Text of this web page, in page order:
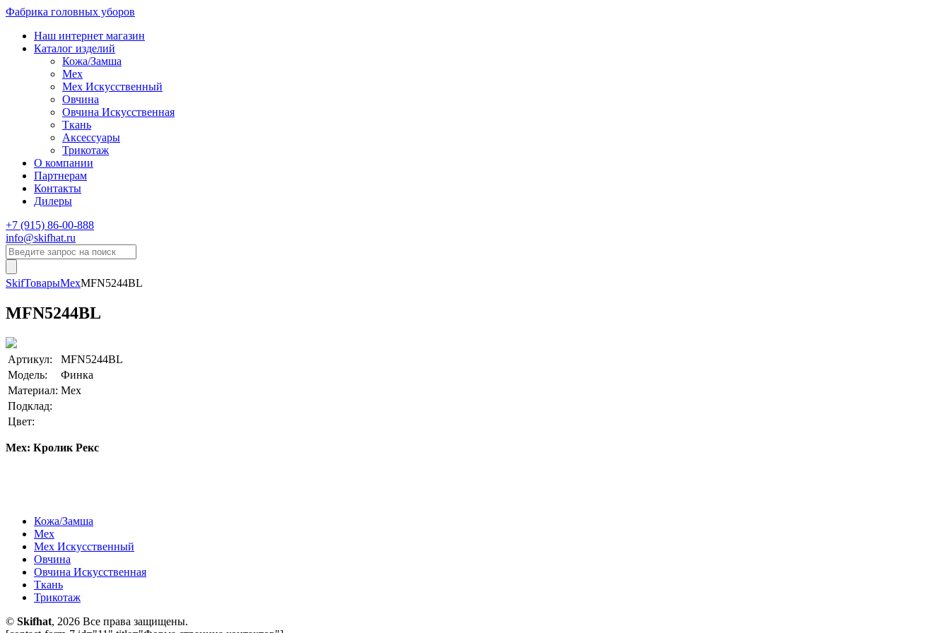
Фабрика головных уборов
Наш интернет магазин
Каталог изделий
Кожа/Замша
Мех
Мех Искусственный
Овчина
Овчина Искусственная
Ткань
Аксессуары
Трикотаж
О компании
Партнерам
Контакты
Дилеры
+7 (915) 86-00-888
info@skifhat.ru
SkifТоварыМехMFN5244BL
MFN5244BL
Артикул:
MFN5244BL
Модель:
Финка
Материал: Мех
Подклад:
Цвет:
Мех: Кролик Рекс
Кожа/Замша
Мех
Мех Искусственный
Овчина
Овчина Искусственная
Ткань
Трикотаж
© Skifhat, 2026 Все права защищены.